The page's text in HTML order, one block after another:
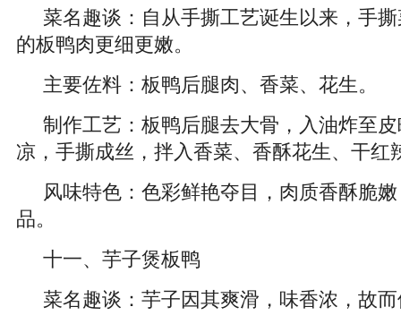
菜名趣谈：自从手撕工艺诞生以来，手
的板鸭肉更细更嫩。
主要佐料：板鸭后腿肉、香菜、花生。
制作工艺：板鸭后腿去大骨，入油炸至
凉，手撕成丝，拌入香菜、香酥花生、干红
风味特色：色彩鲜艳夺目，肉质香酥脆
品。
十一、芋子煲板鸭
菜名趣谈：芋子因其爽滑，味香浓，故